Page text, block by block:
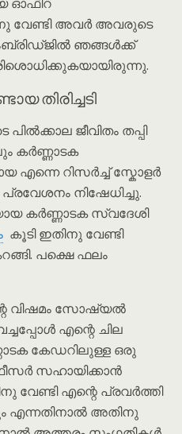
വേണ്ടി അവർ അവരുടെ
ഞങ്ങൾക്ക്
തിരിച്ചടി
ജീവിതം തപ്പി
കർണ്ണാടക
റിസർച്ച് സ്കോളർ
നിഷേധിച്ചു.
കർണ്ണാടക സ്വദേശി
കൂടി ഇതിനു വേണ്ടി
പക്ഷെ ഫലം
വിഷമം സോഷ്യൽ
എന്റെ ചില
കേഡറിലുള്ള ഒരു
സഹായിക്കാൻ
വേണ്ടി എന്റെ പ്രവർത്തി
എന്നതിനാൽ അതിനു